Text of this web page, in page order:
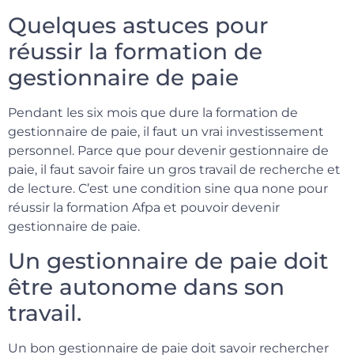
Quelques astuces pour
réussir la formation de
gestionnaire de paie
Pendant les six mois que dure la formation de
gestionnaire de paie, il faut un vrai investissement
personnel. Parce que pour devenir gestionnaire de
paie, il faut savoir faire un gros travail de recherche et
de lecture. C’est une condition sine qua none pour
réussir la formation Afpa et pouvoir devenir
gestionnaire de paie.
Un gestionnaire de paie doit
être autonome dans son
travail.
Un bon gestionnaire de paie doit savoir rechercher